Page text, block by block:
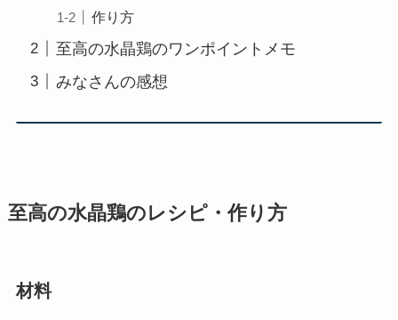
作り方
至高の水晶鶏のワンポイントメモ
みなさんの感想
至高の水晶鶏のレシピ・作り方
材料